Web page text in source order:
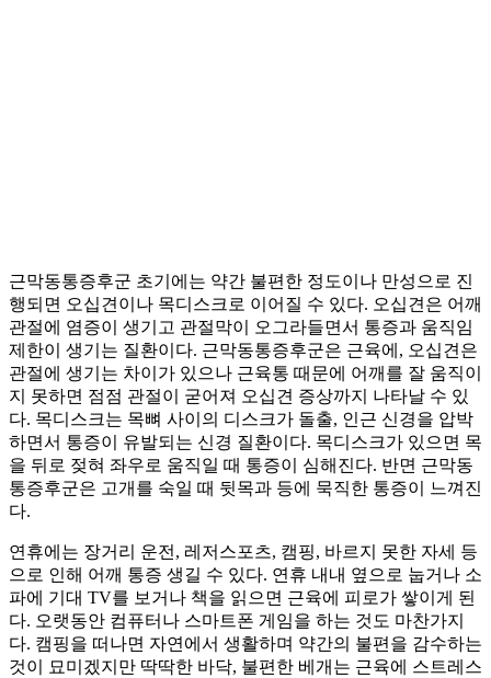
근막동통증후군 초기에는 약간 불편한 정도이나 만성으로 진
행되면 오십견이나 목디스크로 이어질 수 있다. 오십견은 어깨
관절에 염증이 생기고 관절막이 오그라들면서 통증과 움직임
제한이 생기는 질환이다. 근막동통증후군은 근육에, 오십견은
관절에 생기는 차이가 있으나 근육통 때문에 어깨를 잘 움직이
지 못하면 점점 관절이 굳어져 오십견 증상까지 나타날 수 있
다. 목디스크는 목뼈 사이의 디스크가 돌출, 인근 신경을 압박
하면서 통증이 유발되는 신경 질환이다. 목디스크가 있으면 목
을 뒤로 젖혀 좌우로 움직일 때 통증이 심해진다. 반면 근막동
통증후군은 고개를 숙일 때 뒷목과 등에 묵직한 통증이 느껴진
다.
연휴에는 장거리 운전, 레저스포츠, 캠핑, 바르지 못한 자세 등
으로 인해 어깨 통증 생길 수 있다. 연휴 내내 옆으로 눕거나 소
파에 기대 TV를 보거나 책을 읽으면 근육에 피로가 쌓이게 된
다. 오랫동안 컴퓨터나 스마트폰 게임을 하는 것도 마찬가지
다. 캠핑을 떠나면 자연에서 생활하며 약간의 불편을 감수하는
것이 묘미겠지만 딱딱한 바닥, 불편한 베개는 근육에 스트레스